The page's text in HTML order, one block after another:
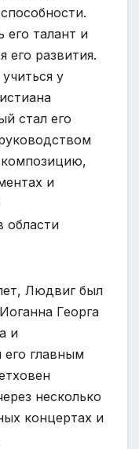
его талант и
его развития.
у
стал его
композицию,
и
области
Людвиг был
Георга
и
его главным
несколько
концертах и